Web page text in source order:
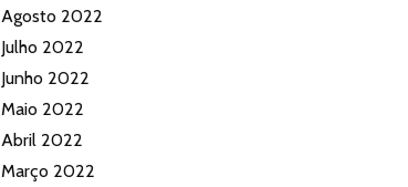
Agosto 2022
Julho 2022
Junho 2022
Maio 2022
Abril 2022
Março 2022